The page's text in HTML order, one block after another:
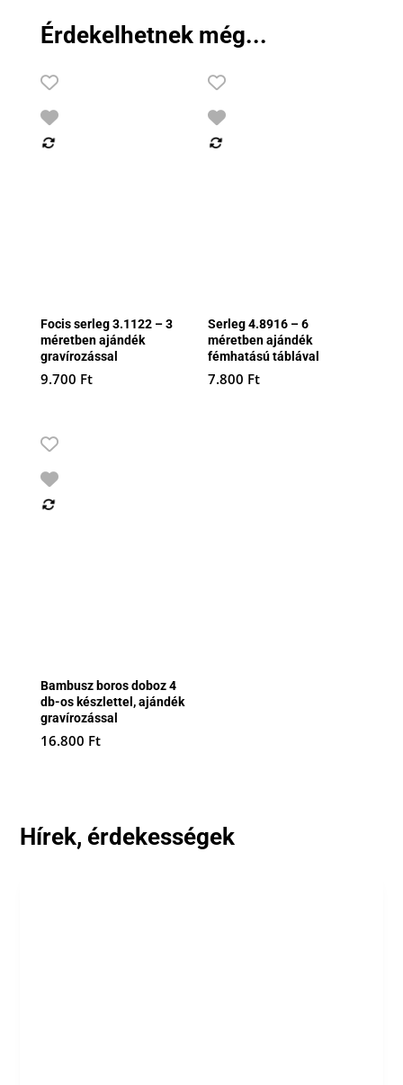
Érdekelhetnek még...
Focis serleg 3.1122 – 3
méretben ajándék
gravírozással
9.700 Ft
Serleg 4.8916 – 6
méretben ajándék
fémhatású táblával
7.800 Ft
Bambusz boros doboz 4
db-os készlettel, ajándék
gravírozással
16.800 Ft
Hírek, érdekességek